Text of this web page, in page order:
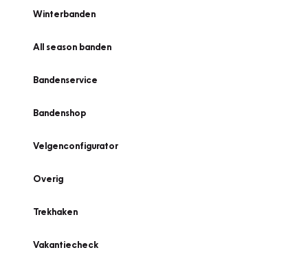
Winterbanden
All season banden
Bandenservice
Bandenshop
Velgenconfigurator
Overig
Trekhaken
Vakantiecheck